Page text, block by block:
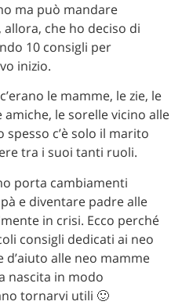
ma può mandare
che ho deciso di
10 consigli per
inizio.
le mamme, le zie, le
amiche, le sorelle vicino alle
c’è solo il marito
tra i suoi tanti ruoli.
porta cambiamenti
e diventare padre alle
in crisi. Ecco perché
consigli dedicati ai neo
alle neo mamme
nascita in modo
tornarvi utili 🙂